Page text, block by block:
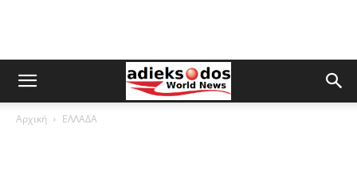
Αρχική ΕΛΛΑΔΑ